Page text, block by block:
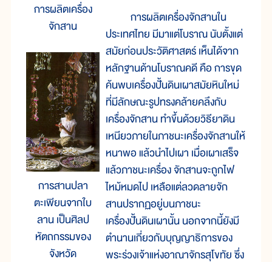
การผลิตเครื่อง
จักสาน
การสานปลา
ตะเพียนจากใบ
ลาน เป็นศิลป
หัตถกรรมของ
จังหวัด
การผลิตเครื่องจักสานใน
ประเทศไทย มีมาแต่โบราณ นับตั้งแต่
สมัยก่อนประวัติศาสตร์ เห็นได้จาก
หลักฐานด้านโบราณคดี คือ การขุด
ค้นพบเครื่องปั้นดินเผาสมัยหินใหม่
ที่มีลักษณะรูปทรงคล้ายคลึงกับ
เครื่องจักสาน ทำขึ้นด้วยวิธียาดิน
เหนียวภายในภาชนะเครื่องจักสานให้
หนาพอ แล้วนำไปเผา เมื่อเผาเสร็จ
แล้วภาชนะเครื่อง จักสานจะถูกไฟ
ไหม้หมดไป เหลือแต่ลวดลายจัก
สานปรากฏอยู่บนภาชนะ
เครื่องปั้นดินเผานั้น นอกจากนี้ยังมี
ตำนานเกี่ยวกับบุญญาธิการของ
พระร่วงเจ้าแห่งอาณาจักรสุโขทัย ซึ่ง